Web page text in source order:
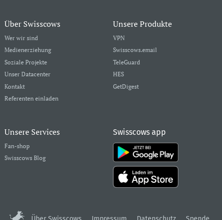
Über Swisscows
Wer wir sind
Medienerziehung
Soziale Projekte
Unser Datacenter
Kontakt
Referenten einladen
Unsere Produkte
VPN
Swisscows.email
TeleGuard
HES
GetDigest
Unsere Services
Fan-shop
Swisscows Blog
Swisscows app